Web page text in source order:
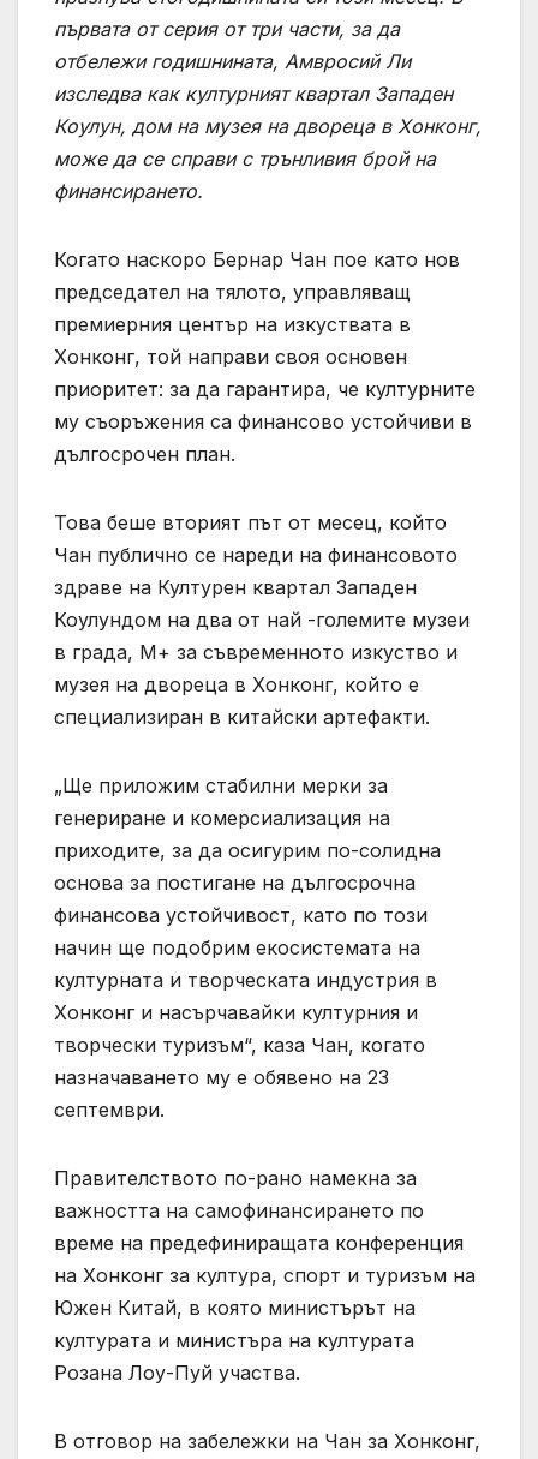
първата от серия от три части, за да
отбележи годишнината, Амвросий Ли
изследва как културният квартал Западен
Коулун, дом на музея на двореца в Хонконг,
може да се справи с трънливия брой на
финансирането.
Когато наскоро Бернар Чан пое като нов
председател на тялото, управляващ
премиерния център на изкуствата в
Хонконг, той направи своя основен
приоритет: за да гарантира, че културните
му съоръжения са финансово устойчиви в
дългосрочен план.
Това беше вторият път от месец, който
Чан публично се нареди на финансовото
здраве на Културен квартал Западен
Коулундом на два от най -големите музеи
в града, М+ за съвременното изкуство и
музея на двореца в Хонконг, който е
специализиран в китайски артефакти.
„Ще приложим стабилни мерки за
генериране и комерсиализация на
приходите, за да осигурим по-солидна
основа за постигане на дългосрочна
финансова устойчивост, като по този
начин ще подобрим екосистемата на
културната и творческата индустрия в
Хонконг и насърчавайки културния и
творчески туризъм“, каза Чан, когато
назначаването му е обявено на 23
септември.
Правителството по-рано намекна за
важността на самофинансирането по
време на предефиниращата конференция
на Хонконг за култура, спорт и туризъм на
Южен Китай, в която министърът на
културата и министъра на културата
Розана Лоу-Пуй участва.
В отговор на забележки на Чан за Хонконг,